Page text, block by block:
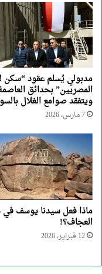
مدبولي يُسلم عقود “سكن
المصريين” بحدائق
ويتفقد صوامع الغلال
7 مارس، 2026
ماذا فعل سيدنا يوسف
العجاف؟!
12 فبراير، 2026